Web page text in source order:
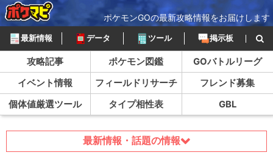
ポケモンGOの最新攻略情報をお届けします
最新情報 データ ツール 掲示板
攻略記事 ポケモン図鑑
GOバトルリーグ
イベント情報
フィールドリサーチ
フレンド募集
個体値厳選ツール
タイプ相性表 GBL
最新情報・話題の情報